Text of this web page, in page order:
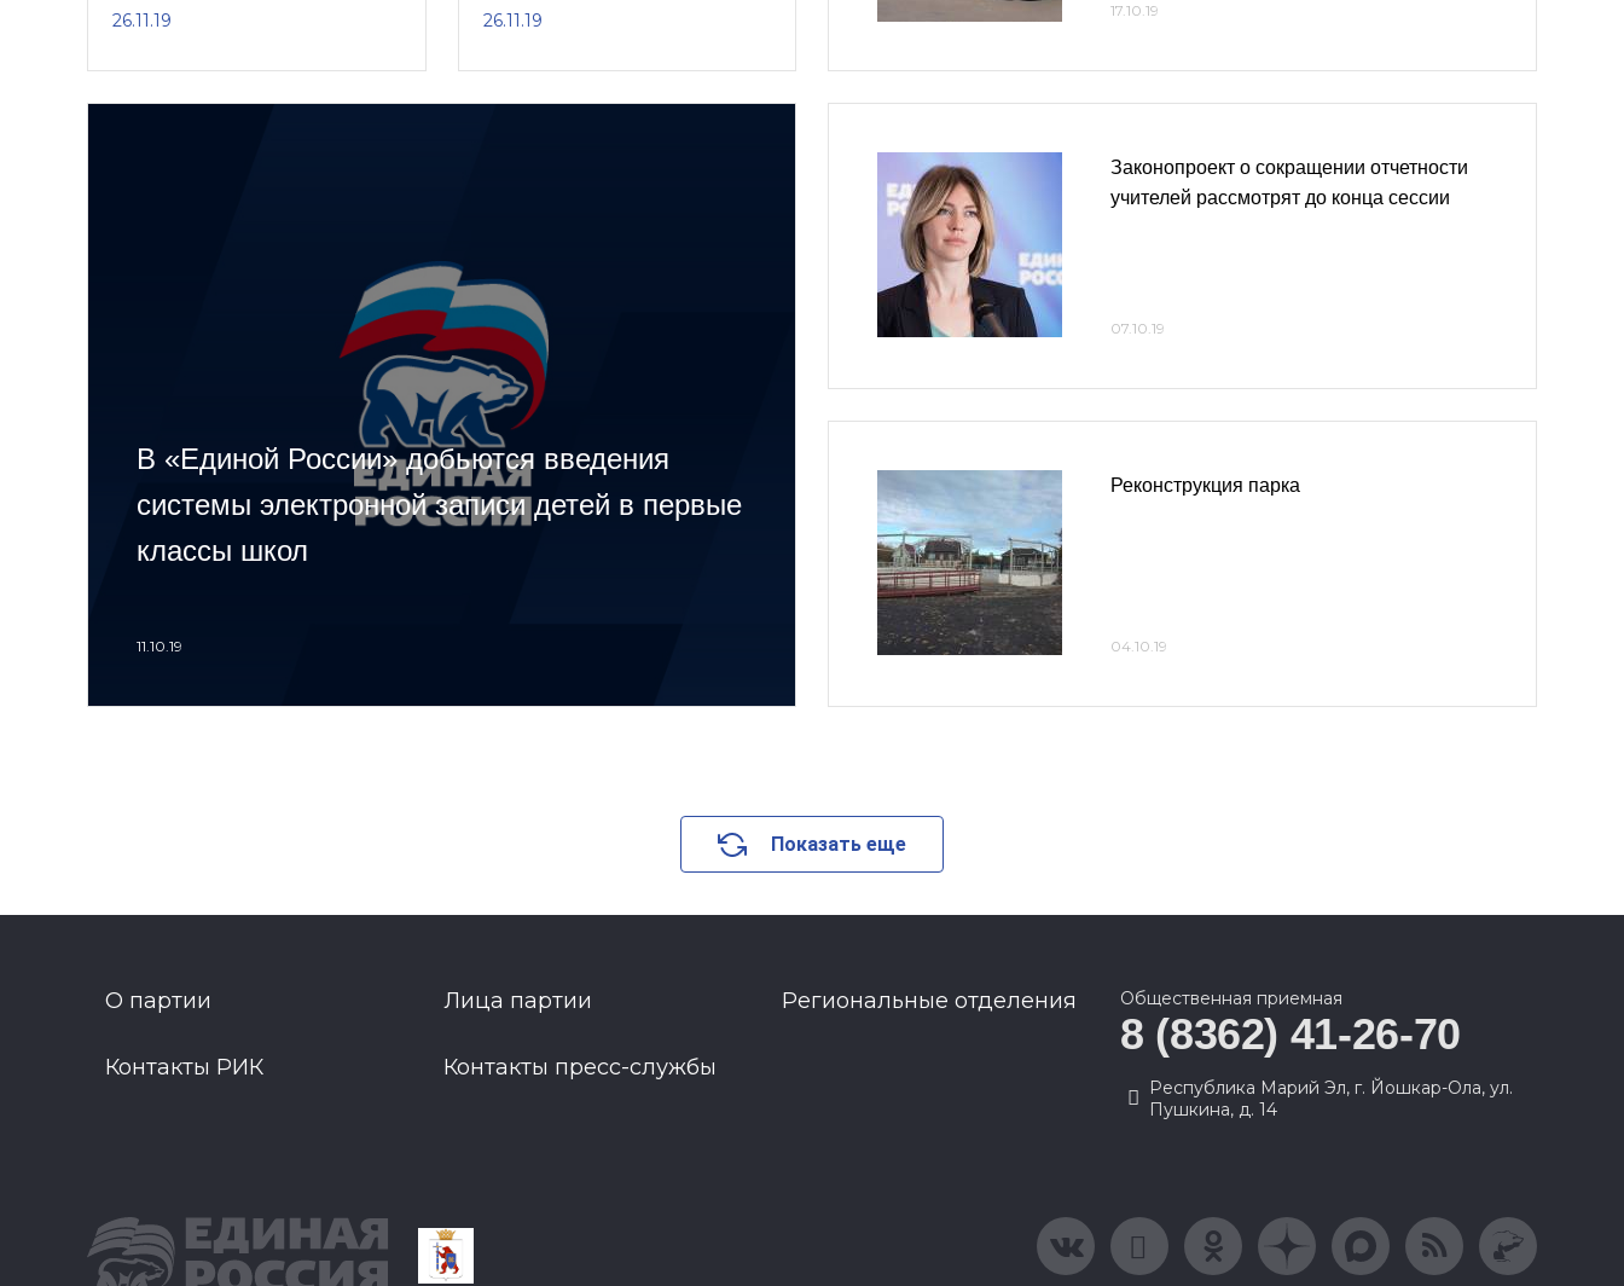
26.11.19 26.11.19 17.10.19
В «Единой России» добьются введения
системы электронной записи детей в первые
классы школ
11.10.19
Законопроект о сокращении отчетности
учителей рассмотрят до конца сессии
07.10.19
Реконструкция парка
04.10.19
Показать еще
О партии Лица партии Региональные отделения
Контакты РИК Контакты пресс-службы
Общественная приемная
8 (8362) 41-26-70
Республика Марий Эл, г. Йошкар-Ола, ул.
Пушкина, д. 14